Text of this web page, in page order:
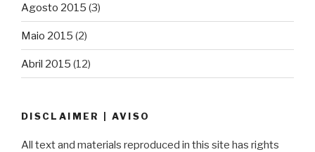
Agosto 2015 (3)
Maio 2015 (2)
Abril 2015 (12)
DISCLAIMER | AVISO
All text and materials reproduced in this site has rights